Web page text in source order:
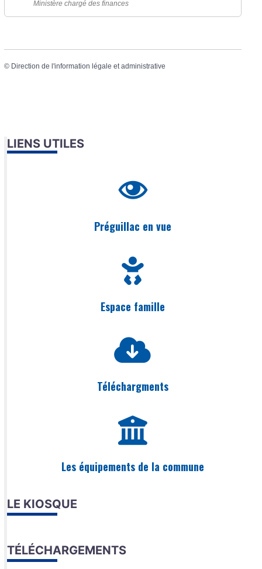
Ministère chargé des finances
© Direction de l'information légale et administrative
LIENS UTILES
Préguillac en vue
Espace famille
Téléchargments
Les équipements de la commune
LE KIOSQUE
TÉLÉCHARGEMENTS